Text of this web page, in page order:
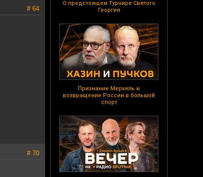
О предстоящем Турнире Святого
Георгия
Признание Меркель и
возвращение России в большой
спорт
# 64
# 70